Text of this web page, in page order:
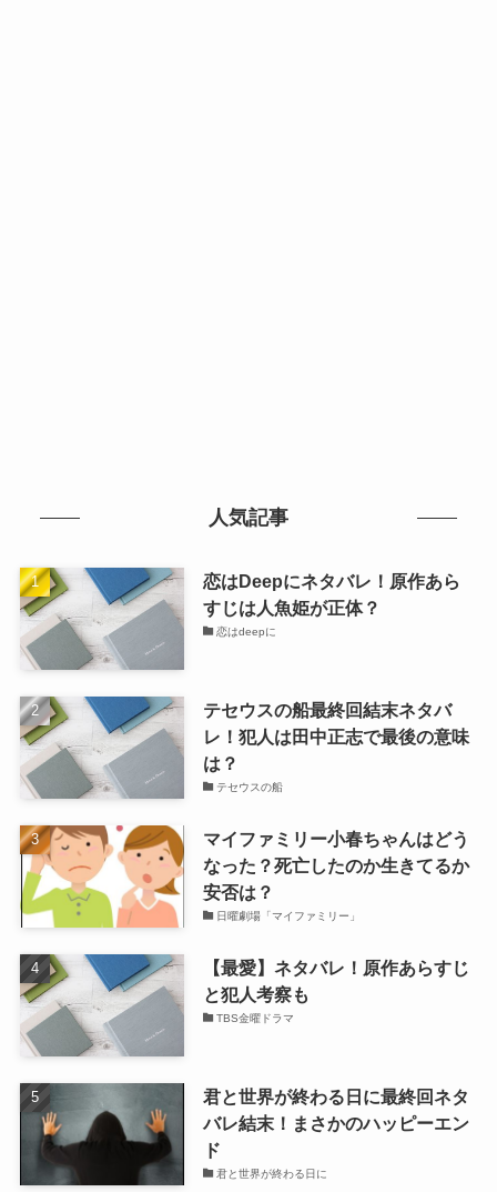
人気記事
恋はDeepにネタバレ！原作あら
すじは人魚姫が正体？
恋はdeepに
テセウスの船最終回結末ネタバ
レ！犯人は田中正志で最後の意味
は？
テセウスの船
マイファミリー小春ちゃんはどう
なった？死亡したのか生きてるか
安否は？
日曜劇場「マイファミリー」
【最愛】ネタバレ！原作あらすじ
と犯人考察も
TBS金曜ドラマ
君と世界が終わる日に最終回ネタ
バレ結末！まさかのハッピーエン
ド
君と世界が終わる日に